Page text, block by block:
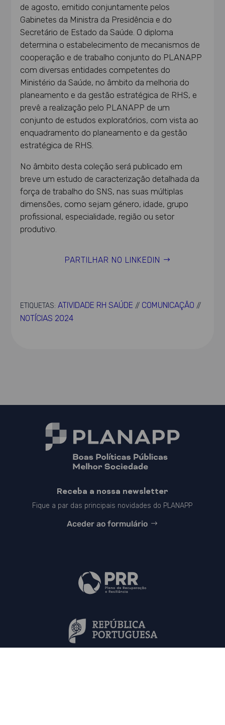
de agosto, emitido conjuntamente pelos
Gabinetes da Ministra da Presidência e do
Secretário de Estado da Saúde. O diploma
determina o estabelecimento de mecanismos de
cooperação e de trabalho conjunto do PLANAPP
com diversas entidades competentes do
Ministério da Saúde, no âmbito da melhoria do
planeamento e da gestão estratégica de RHS, e
prevê a realização pelo PLANAPP de um
conjunto de estudos exploratórios, com vista ao
enquadramento do planeamento e da gestão
estratégica de RHS.
No âmbito desta coleção será publicado em
breve um estudo de caracterização detalhada da
força de trabalho do SNS, nas suas múltiplas
dimensões, como sejam género, idade, grupo
profissional, especialidade, região ou setor
produtivo.
PARTILHAR NO LINKEDIN
ETIQUETAS:ATIVIDADE RH SAÚDE // COMUNICAÇÃO //
NOTÍCIAS 2024
Receba a nossa newsletter
Fique a par das principais novidades do PLANAPP
Aceder ao formulário